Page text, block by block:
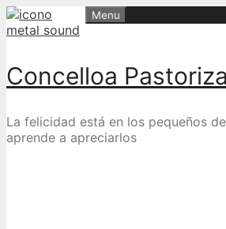
Skip
to
Concelloa Pastoriza
La felicidad está en los pequeños
aprende a apreciarlos
Menu